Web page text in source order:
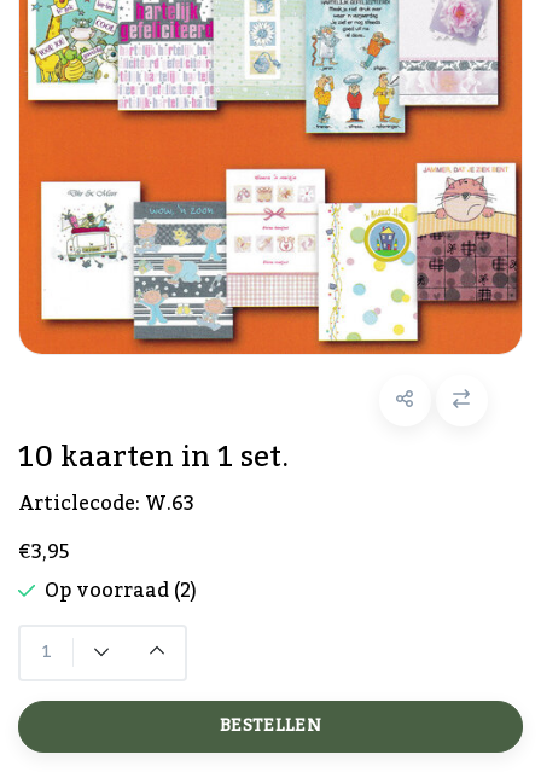
10 kaarten in 1 set.
Articlecode:W.63
€3,95
Op voorraad (2)
BESTELLEN